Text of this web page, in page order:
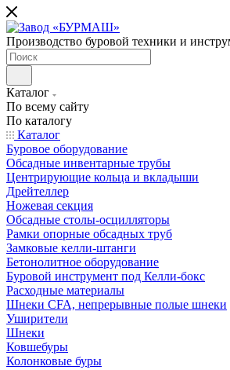
Производство буровой техники и
Каталог
По всему сайту
По каталогу
Каталог
Буровое оборудование
Обсадные инвентарные трубы
Центрирующие кольца и вкладыши
Дрейтеллер
Ножевая секция
Обсадные столы-осцилляторы
Рамки опорные обсадных труб
Замковые келли-штанги
Бетонолитное оборудование
Буровой инструмент под Келли-бокс
Расходные материалы
Шнеки CFA, непрерывные полые шнеки
Уширители
Шнеки
Ковшебуры
Колонковые буры